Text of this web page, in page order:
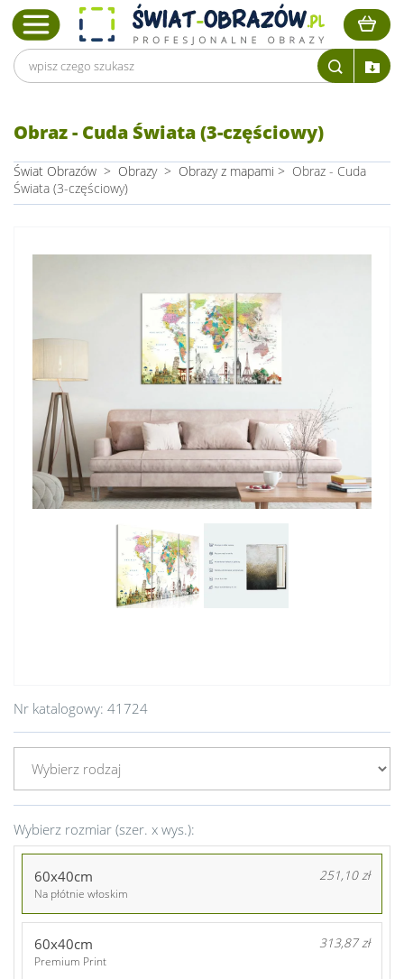
Obraz - Cuda Świata (3-częściowy)
Świat Obrazów > Obrazy > Obrazy z mapami > Obraz - Cuda
Świata (3-częściowy)
Nr katalogowy: 41724
Wybierz rozmiar (szer. x wys.):
60x40cm 251,10 zł
Na płótnie włoskim
60x40cm 313,87 zł
Premium Print